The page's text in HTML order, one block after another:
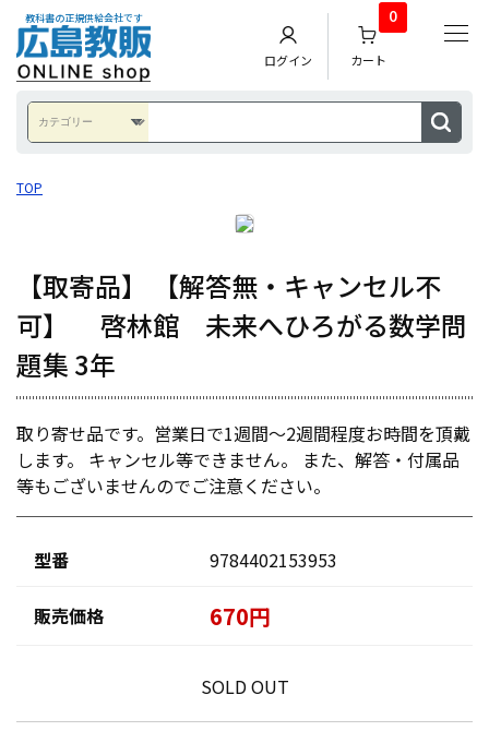
教科書の正規供給会社です
ログイン カート
0
TOP
【取寄品】 【解答無・キャンセル不
可】 啓林館 未来へひろがる数学問
題集 3年
取り寄せ品です。営業日で1週間～2週間程度お時間を頂戴
します。 キャンセル等できません。 また、解答・付属品
等もございませんのでご注意ください。
型番 9784402153953
販売価格 670円
SOLD OUT